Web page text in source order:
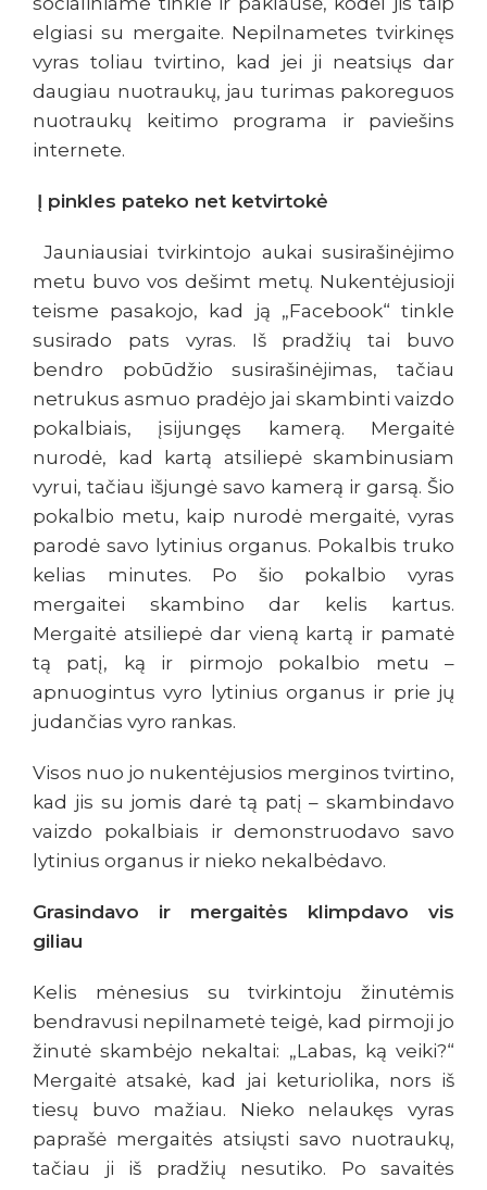
elgiasi su mergaite. Nepilnametes tvirkinęs
vyras toliau tvirtino, kad jei ji neatsiųs dar
daugiau nuotraukų, jau turimas pakoreguos
nuotraukų keitimo programa ir paviešins
internete.
Į pinkles pateko net ketvirtokė
Jauniausiai tvirkintojo aukai susirašinėjimo
metu buvo vos dešimt metų. Nukentėjusioji
teisme pasakojo, kad ją „Facebook“ tinkle
susirado pats vyras. Iš pradžių tai buvo
bendro pobūdžio susirašinėjimas, tačiau
netrukus asmuo pradėjo jai skambinti vaizdo
pokalbiais, įsijungęs kamerą. Mergaitė
nurodė, kad kartą atsiliepė skambinusiam
vyrui, tačiau išjungė savo kamerą ir garsą. Šio
pokalbio metu, kaip nurodė mergaitė, vyras
parodė savo lytinius organus. Pokalbis truko
kelias minutes. Po šio pokalbio vyras
mergaitei skambino dar kelis kartus.
Mergaitė atsiliepė dar vieną kartą ir pamatė
tą patį, ką ir pirmojo pokalbio metu –
apnuogintus vyro lytinius organus ir prie jų
judančias vyro rankas.
Visos nuo jo nukentėjusios merginos tvirtino,
kad jis su jomis darė tą patį – skambindavo
vaizdo pokalbiais ir demonstruodavo savo
lytinius organus ir nieko nekalbėdavo.
Grasindavo ir mergaitės klimpdavo vis
giliau
Kelis mėnesius su tvirkintoju žinutėmis
bendravusi nepilnametė teigė, kad pirmoji jo
žinutė skambėjo nekaltai: „Labas, ką veiki?“
Mergaitė atsakė, kad jai keturiolika, nors iš
tiesų buvo mažiau. Nieko nelaukęs vyras
paprašė mergaitės atsiųsti savo nuotraukų,
tačiau ji iš pradžių nesutiko. Po savaitės